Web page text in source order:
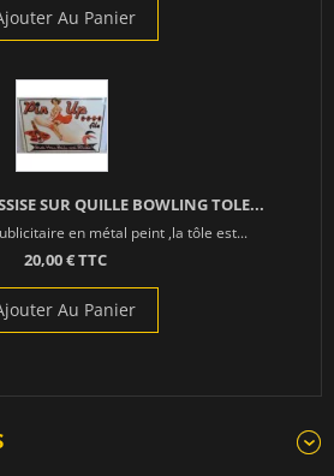
Au Panier
SUR QUILLE BOWLING TOLE...
en métal peint ,la tôle est...
20,00 € TTC
Au Panier